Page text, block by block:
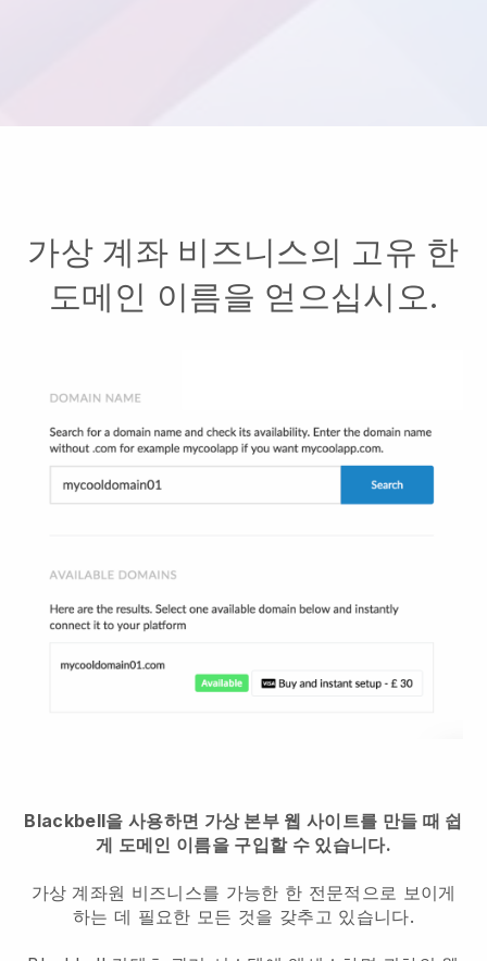
가상 계좌 비즈니스의 고유 한
도메인 이름을 얻으십시오.
Blackbell을 사용하면 가상 본부 웹 사이트를 만들 때 쉽
게 도메인 이름을 구입할 수 있습니다.
가상 계좌원 비즈니스를 가능한 한 전문적으로 보이게
하는 데 필요한 모든 것을 갖추고 있습니다.